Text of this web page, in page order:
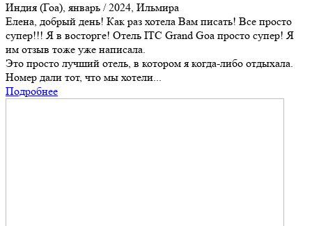
Индия (Гоа), январь / 2024, Ильмира
Елена, добрый день! Как раз хотела Вам писать! Все просто
супер!!! Я в восторге! Отель ITC Grand Goa просто супер! Я
им отзыв тоже уже написала.
Это просто лучший отель, в котором я когда-либо отдыхала.
Номер дали тот, что мы хотели...
Подробнее